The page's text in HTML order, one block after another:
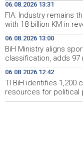
ozlijeđene, među njima
13:37
U HBŽ-u slijede
i srednje obrazovanje
13:36
Za zračnu
Zračnoj luci Mostar
13:34
Od tri najveće
splitska s manje
06.08.2026 13:31
FIA: Industry remains
with 18 billion KM in
06.08.2026 13:00
BiH Ministry aligns
classification, adds
06.08.2026 12:42
TI BiH identifies 1,200
resources for political